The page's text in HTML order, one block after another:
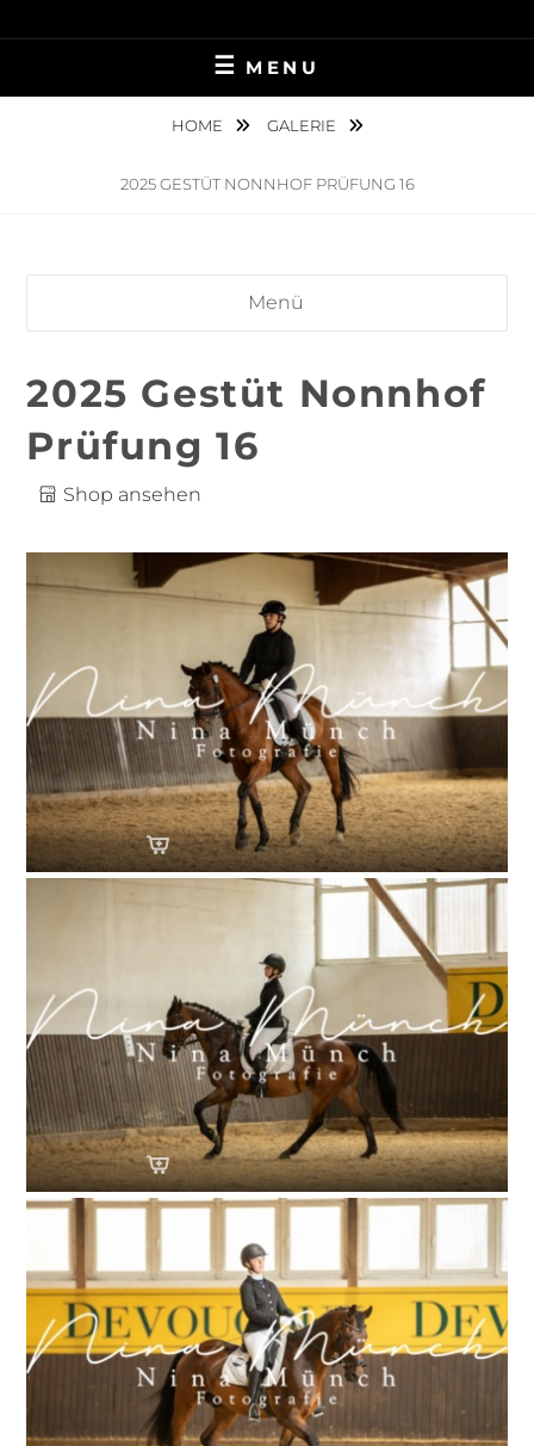
to
NINA MÜNCH
FOTOGRAFIE
MENU
HOME GALERIE
2025 GESTÜT NONNHOF PRÜFUNG 16
Menü
2025 Gestüt Nonnhof
Prüfung 16
Shop ansehen